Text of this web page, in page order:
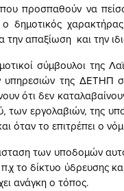
προσπαθούν να
δημοτικός
την απαξίωση και την
σύμβουλοι της
υπηρεσιών της ΔΕΤΗΠ
ότι δεν
των εργολαβιών, της
όταν το επιτρέπει ο
των υποδομών
το δίκτυο ύδρευσης
ανάγκη ο τόπος.